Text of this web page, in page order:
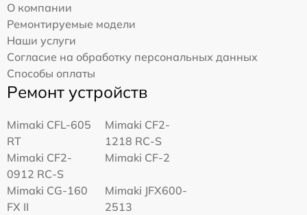
О компании
Ремонтируемые модели
Наши услуги
Согласие на обработку персональных данных
Способы оплаты
Ремонт устройств
Mimaki CFL-605
RT
Mimaki CF2-
1218 RC-S
Mimaki CF2-
0912 RC-S
Mimaki CF-2
Mimaki CG-160
FX II
Mimaki JFX600-
2513